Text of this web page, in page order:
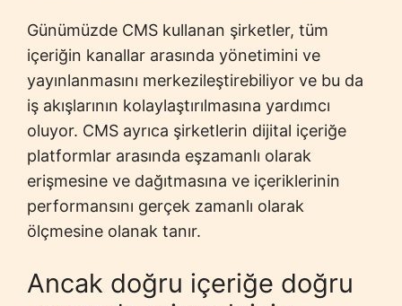
Günümüzde CMS kullanan şirketler, tüm
içeriğin kanallar arasında yönetimini ve
yayınlanmasını merkezileştirebiliyor ve bu da
iş akışlarının kolaylaştırılmasına yardımcı
oluyor. CMS ayrıca şirketlerin dijital içeriğe
platformlar arasında eşzamanlı olarak
erişmesine ve dağıtmasına ve içeriklerinin
performansını gerçek zamanlı olarak
ölçmesine olanak tanır.
Ancak doğru içeriğe doğru